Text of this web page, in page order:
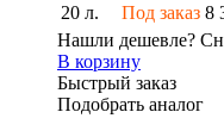
20 л.
Под заказ 8
Нашли дешевле?
В корзину
Быстрый заказ
Подобрать аналог